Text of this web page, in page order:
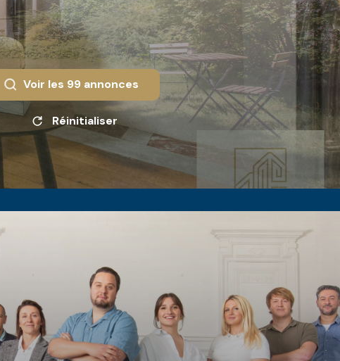
Voir les 99 annonces
Réinitialiser